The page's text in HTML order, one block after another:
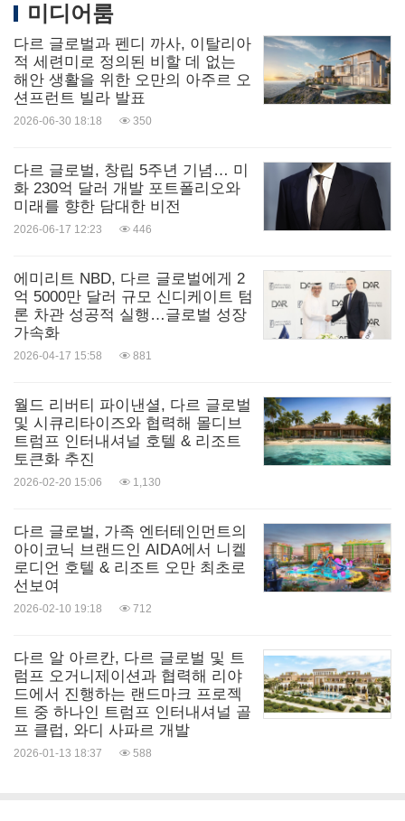
미디어룸
다르 글로벌과 펜디 까사, 이탈리아
적 세련미로 정의된 비할 데 없는
해안 생활을 위한 오만의 아주르 오
션프런트 빌라 발표
2026-06-30 18:18 350
다르 글로벌, 창립 5주년 기념… 미
화 230억 달러 개발 포트폴리오와
미래를 향한 담대한 비전
2026-06-17 12:23 446
에미리트 NBD, 다르 글로벌에게 2
억 5000만 달러 규모 신디케이트 텀
론 차관 성공적 실행…글로벌 성장
가속화
2026-04-17 15:58 881
월드 리버티 파이낸셜, 다르 글로벌
및 시큐리타이즈와 협력해 몰디브
트럼프 인터내셔널 호텔 & 리조트
토큰화 추진
2026-02-20 15:06 1,130
다르 글로벌, 가족 엔터테인먼트의
아이코닉 브랜드인 AIDA에서 니켈
로디언 호텔 & 리조트 오만 최초로
선보여
2026-02-10 19:18 712
다르 알 아르칸, 다르 글로벌 및 트
럼프 오거니제이션과 협력해 리야
드에서 진행하는 랜드마크 프로젝
트 중 하나인 트럼프 인터내셔널 골
프 클럽, 와디 사파르 개발
2026-01-13 18:37 588